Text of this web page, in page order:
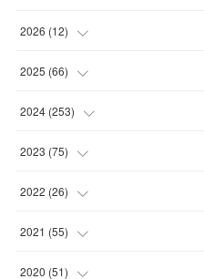
2026 (12)
(2
(1)
(3
(1
2025 (66)
(3)
(3
(2
(4
2024 (253)
(14 )
(21 )
(22
(26
2023 (75)
(23 )
(30 )
(6
2022 (26)
(1
(1
2021 (55)
(4
2020 (51)